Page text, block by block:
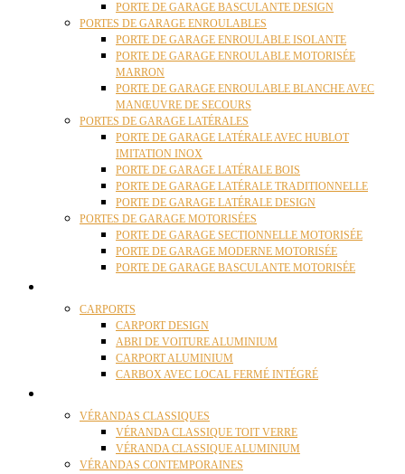
PORTE DE GARAGE BASCULANTE DESIGN
PORTES DE GARAGE ENROULABLES
PORTE DE GARAGE ENROULABLE ISOLANTE
PORTE DE GARAGE ENROULABLE MOTORISÉE
MARRON
PORTE DE GARAGE ENROULABLE BLANCHE AVEC
MANŒUVRE DE SECOURS
PORTES DE GARAGE LATÉRALES
PORTE DE GARAGE LATÉRALE AVEC HUBLOT
IMITATION INOX
PORTE DE GARAGE LATÉRALE BOIS
PORTE DE GARAGE LATÉRALE TRADITIONNELLE
PORTE DE GARAGE LATÉRALE DESIGN
PORTES DE GARAGE MOTORISÉES
PORTE DE GARAGE SECTIONNELLE MOTORISÉE
PORTE DE GARAGE MODERNE MOTORISÉE
PORTE DE GARAGE BASCULANTE MOTORISÉE
CARPORTS
CARPORT DESIGN
ABRI DE VOITURE ALUMINIUM
CARPORT ALUMINIUM
CARBOX AVEC LOCAL FERMÉ INTÉGRÉ
VÉRANDAS CLASSIQUES
VÉRANDA CLASSIQUE TOIT VERRE
VÉRANDA CLASSIQUE ALUMINIUM
VÉRANDAS CONTEMPORAINES